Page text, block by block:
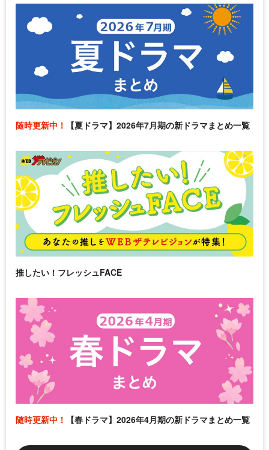
随時更新中！ 【夏ドラマ】2026年7月期の新ドラマまとめ一覧
推したい！フレッシュFACE
随時更新中！ 【春ドラマ】2026年4月期の新ドラマまとめ一覧